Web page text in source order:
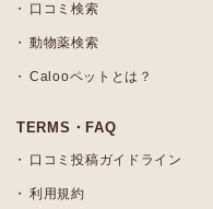
口コミ検索
動物薬検索
Calooペットとは？
TERMS・FAQ
口コミ投稿ガイドライン
利用規約